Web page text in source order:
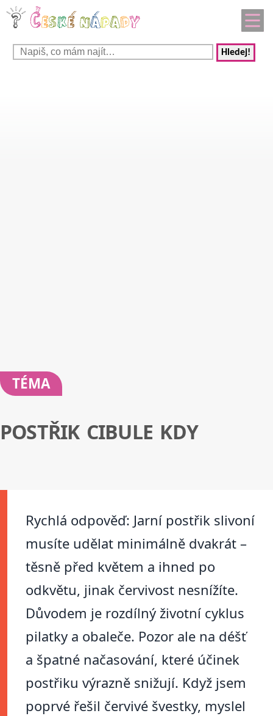
Hledej!
TÉMA
POSTŘIK CIBULE KDY
Rychlá odpověď: Jarní postřik slivoní
musíte udělat minimálně dvakrát –
těsně před květem a ihned po
odkvětu, jinak červivost nesnížíte.
Důvodem je rozdílný životní cyklus
pilatky a obaleče. Pozor ale na déšť
a špatné načasování, které účinek
postřiku výrazně snižují. Když jsem
poprvé řešil červivé švestky, myslel